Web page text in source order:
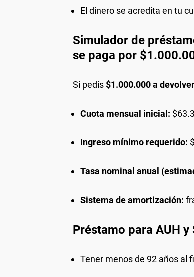
El dinero se acredita en tu
Simulador de
se paga por
Si pedís$1.000.000 a
Cuota mensual inicial:
Ingreso mínimo requerido:
Tasa nominal anual
Sistema de amortización:
Préstamo para AUH y
Tener menos de 92 años al